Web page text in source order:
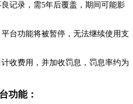
记录，需5年后覆盖，期间可能影
台功能将被暂停，无法继续使用支
收费用，并加收罚息，罚息率约为
功能：